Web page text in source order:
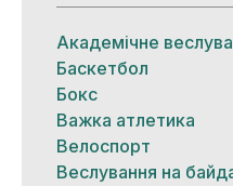
Академічне
Баскетбол
Бокс
Важка атлетика
Велоспорт
Веслування на